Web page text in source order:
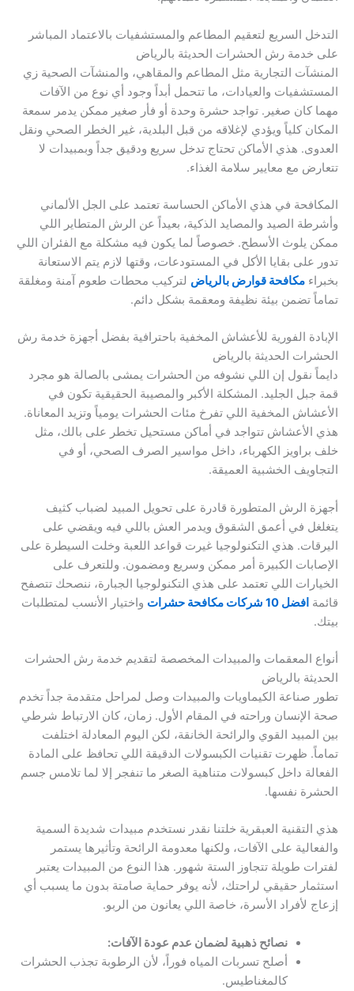
التدخل السريع لتعقيم المطاعم والمستشفيات بالاعتماد المباشر
على خدمة رش الحشرات الحديثة بالرياض
المنشآت التجارية مثل المطاعم والمقاهي، والمنشآت الصحية زي
المستشفيات والعيادات، ما تتحمل أبداً وجود أي نوع من الآفات
مهما كان صغير. تواجد حشرة وحدة أو فأر صغير ممكن يدمر سمعة
المكان كلياً ويؤدي لإغلاقه من قبل البلدية، غير الخطر الصحي ونقل
العدوى. هذي الأماكن تحتاج تدخل سريع ودقيق جداً وبمبيدات لا
تتعارض مع معايير سلامة الغذاء.
المكافحة في هذي الأماكن الحساسة تعتمد على الجل الألماني
وأشرطة الصيد والمصايد الذكية، بعيداً عن الرش المتطاير اللي
ممكن يلوث الأسطح. خصوصاً لما يكون فيه مشكلة مع الفئران اللي
تدور على بقايا الأكل في المستودعات، وقتها لازم يتم الاستعانة
بخبراء مكافحة قوارض بالرياض لتركيب محطات طعوم آمنة ومغلقة
تماماً تضمن بيئة نظيفة ومعقمة بشكل دائم.
الإبادة الفورية للأعشاش المخفية باحترافية بفضل أجهزة خدمة رش
الحشرات الحديثة بالرياض
دايماً نقول إن اللي نشوفه من الحشرات يمشى بالصالة هو مجرد
قمة جبل الجليد. المشكلة الأكبر والمصيبة الحقيقية تكون في
الأعشاش المخفية اللي تفرخ مئات الحشرات يومياً وتزيد المعاناة.
هذي الأعشاش تتواجد في أماكن مستحيل تخطر على بالك، مثل
خلف براويز الكهرباء، داخل مواسير الصرف الصحي، أو في
التجاويف الخشبية العميقة.
أجهزة الرش المتطورة قادرة على تحويل المبيد لضباب كثيف
يتغلغل في أعمق الشقوق ويدمر العش باللي فيه ويقضي على
اليرقات. هذي التكنولوجيا غيرت قواعد اللعبة وخلت السيطرة على
الإصابات الكبيرة أمر ممكن وسريع ومضمون. وللتعرف على
الخيارات اللي تعتمد على هذي التكنولوجيا الجبارة، ننصحك تتصفح
قائمة افضل 10 شركات مكافحة حشرات
واختيار الأنسب لمتطلبات
بيتك.
أنواع المعقمات والمبيدات المخصصة لتقديم خدمة رش الحشرات
الحديثة بالرياض
تطور صناعة الكيماويات والمبيدات وصل لمراحل متقدمة جداً تخدم
صحة الإنسان وراحته في المقام الأول. زمان، كان الارتباط شرطي
بين المبيد القوي والرائحة الخانقة، لكن اليوم المعادلة اختلفت
تماماً. ظهرت تقنيات الكبسولات الدقيقة اللي تحافظ على المادة
الفعالة داخل كبسولات متناهية الصغر ما تنفجر إلا لما تلامس جسم
الحشرة نفسها.
هذي التقنية العبقرية خلتنا نقدر نستخدم مبيدات شديدة السمية
والفعالية على الآفات، ولكنها معدومة الرائحة وتأثيرها يستمر
لفترات طويلة تتجاوز الستة شهور. هذا النوع من المبيدات يعتبر
استثمار حقيقي لراحتك، لأنه يوفر حماية صامتة بدون ما يسبب أي
إزعاج لأفراد الأسرة، خاصة اللي يعانون من الربو.
نصائح ذهبية لضمان عدم عودة الآفات:
أصلح تسربات المياه فوراً، لأن الرطوبة تجذب الحشرات
كالمغناطيس.